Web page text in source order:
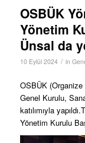
OSBÜK
Yönetim
Ünsal da
10 Eylül 2024 / in
OSBÜK
Genel Kurulu,
katılımıyla
Yönetim Kurulu